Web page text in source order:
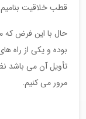
قطب خلاقیت
حال با این فرض که
بوده و یکی از راه
تأویل آن می باشد
مرور می کنیم.